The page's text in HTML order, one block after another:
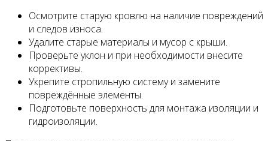
Осмотрите старую кровлю на наличие повреждений
и следов износа.
Удалите старые материалы и мусор с крыши.
Проверьте уклон и при необходимости внесите
коррективы.
Укрепите стропильную систему и замените
повреждённые элементы.
Подготовьте поверхность для монтажа изоляции и
гидроизоляции.